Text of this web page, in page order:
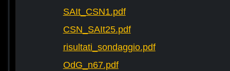
SAIt_CSN1.pdf
CSN_SAIt25.pdf
risultati_sondaggio.pdf
OdG_n67.pdf